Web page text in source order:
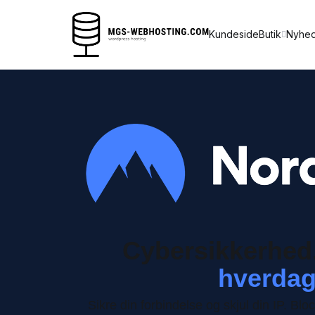
KundesideButik
Cybersikkerhed.
hverdag
Sikre din forbindelse og skjul din IP.